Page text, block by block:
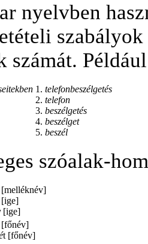
nyelvben
számát.
1. telefonbeszélgetés
2. telefon
3. beszélgetés
4. beszélget
5. beszél
szóalak-
[melléknév]
[ige]
[ige]
[főnév]
t [főnév]